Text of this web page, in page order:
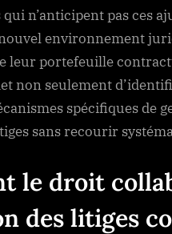
n’anticipent pas ces
environnement
leur portefeuille
non seulement
spécifiques de
sans recourir
le droit
des litiges